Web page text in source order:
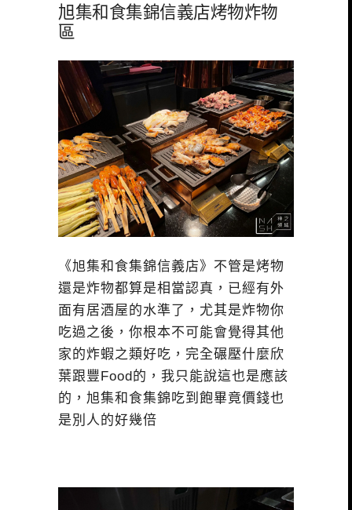
旭集和食集錦信義店烤物炸物
區
《旭集和食集錦信義店》不管是烤物
還是炸物都算是相當認真，已經有外
面有居酒屋的水準了，尤其是炸物你
吃過之後，你根本不可能會覺得其他
家的炸蝦之類好吃，完全碾壓什麼欣
葉跟豐Food的，我只能說這也是應該
的，旭集和食集錦吃到飽畢竟價錢也
是別人的好幾倍